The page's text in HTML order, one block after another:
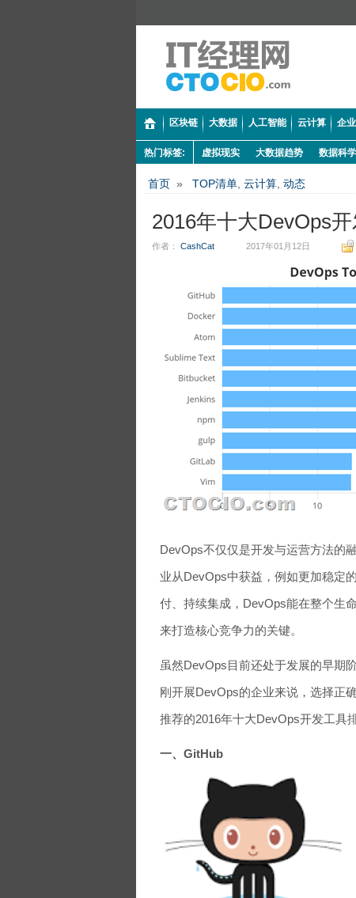
区块链 大数据 人工智能 云计算 企
热门标签: 虚拟现实 大数据趋势 数据科
首页 » TOP清单 云计算 动态
2016年十大DevOps
作者： CashCat 2017年01月12日
DevOps不仅仅是开发与运营方法的
业从DevOps中获益，例如更加稳定
付、持续集成，DevOps能在整个生
来打造核心竞争力的关键。
虽然DevOps目前还处于发展的早期
刚开展DevOps的企业来说，选择正
推荐的2016年十大DevOps开发工具
一、GitHub